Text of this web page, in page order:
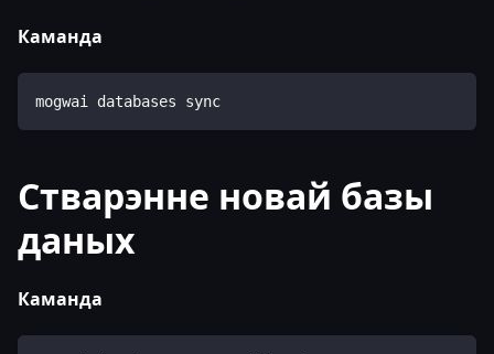
Каманда
mogwai databases sync
Стварэнне новай базы
даных
Каманда